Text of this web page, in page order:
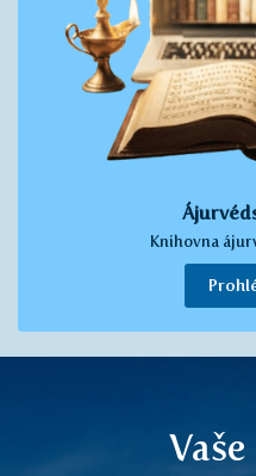
Knihovna